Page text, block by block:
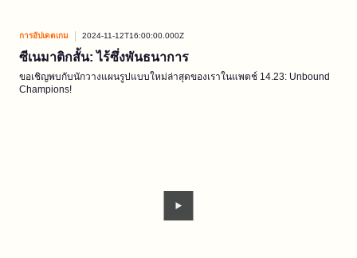
การอัปเดตเกม 2024-11-12T16:00:00.000Z
ซีเนมาติกสั้น: ไร้ซึ่งพันธนาการ
ขอเชิญพบกับนักวางแผนรูปแบบใหม่ล่าสุดของเราในแพตช์ 14.23: Unbound
Champions!